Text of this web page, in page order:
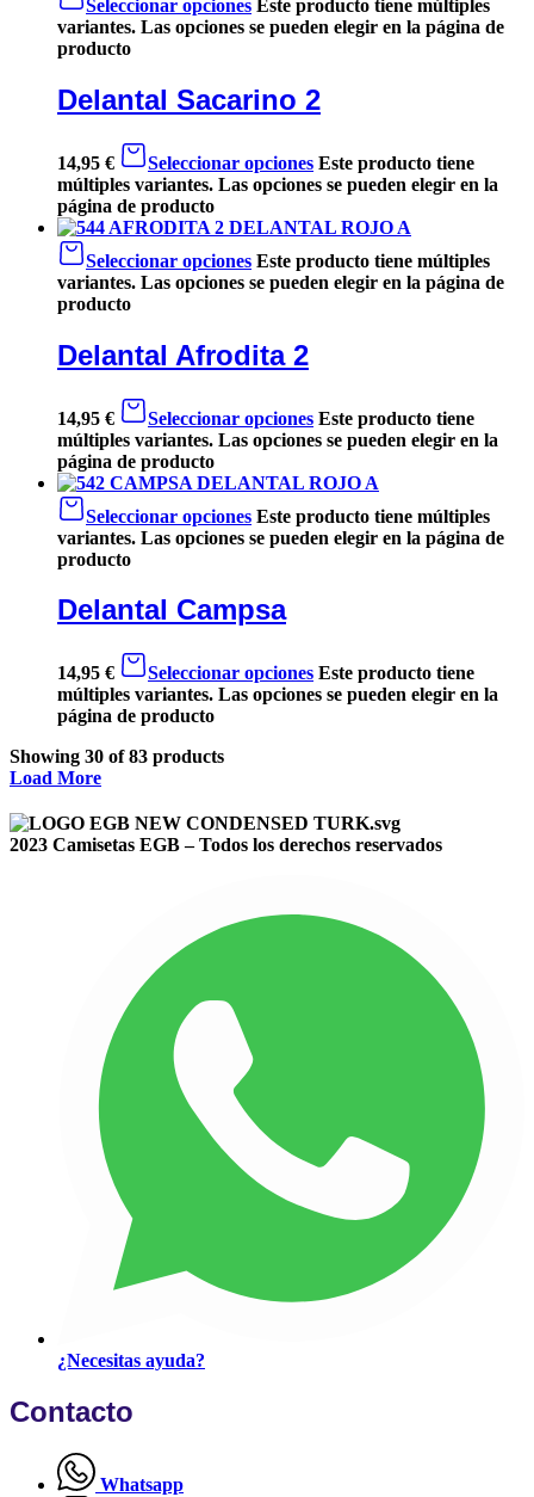
Seleccionar opciones Este producto tiene múltiples
variantes. Las opciones se pueden elegir en la página de
producto
Delantal Sacarino 2
14,95 € Seleccionar opciones Este producto tiene
múltiples variantes. Las opciones se pueden elegir en la
página de producto
Seleccionar opciones Este producto tiene múltiples
variantes. Las opciones se pueden elegir en la página de
producto
Delantal Afrodita 2
14,95 € Seleccionar opciones Este producto tiene
múltiples variantes. Las opciones se pueden elegir en la
página de producto
Seleccionar opciones Este producto tiene múltiples
variantes. Las opciones se pueden elegir en la página de
producto
Delantal Campsa
14,95 € Seleccionar opciones Este producto tiene
múltiples variantes. Las opciones se pueden elegir en la
página de producto
Showing 30 of83 products
Load More
2023 Camisetas EGB – Todos los derechos reservados
¿Necesitas ayuda?
Contacto
Whatsapp